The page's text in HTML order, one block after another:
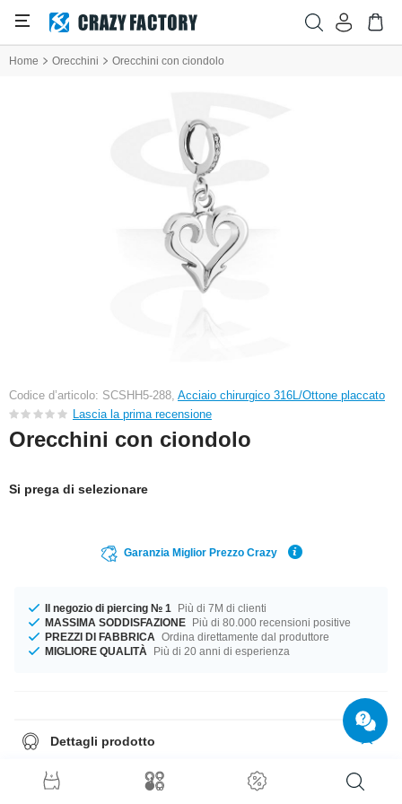
Home Orecchini Orecchini con ciondolo
Codice d’articolo: SCSHH5-288, Acciaio chirurgico 316L/Ottone placcato
Lascia la prima recensione
Orecchini con ciondolo
Si prega di selezionare
Garanzia Miglior Prezzo Crazy
Il negozio di piercing № 1
Più di 7M di clienti
MASSIMA SODDISFAZIONE Più di 80.000 recensioni positive
PREZZI DI FABBRICA Ordina direttamente dal produttore
MIGLIORE QUALITÀ
Più di 20 anni di esperienza
Dettagli prodotto
disponibile in diametro 8 mm. Il colore Crystal di questa pietra è il tuo
compagno ideale. Ordina ora, non perderti l'occasione